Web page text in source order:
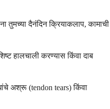
तुमच्या दैनंदिन क्रियाकलाप, कामाची
हालचाली करण्यास किंवा दाब
अश्रू (tendon tears) किंवा